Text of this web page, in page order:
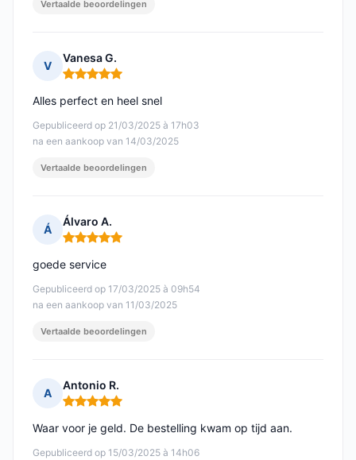
Vertaalde beoordelingen
V
Vanesa G.
Opmerking: 5 van 5
Gepubliceerd op 21/03/2025 à 17h03
na een aankoop van 14/03/2025
Alles perfect en heel snel
Vertaalde beoordelingen
Á
Álvaro A.
Opmerking: 5 van 5
Gepubliceerd op 17/03/2025 à 09h54
na een aankoop van 11/03/2025
goede service
Vertaalde beoordelingen
A
Antonio R.
Opmerking: 5 van 5
Gepubliceerd op 15/03/2025 à 14h06
Waar voor je geld. De bestelling kwam op tijd aan.